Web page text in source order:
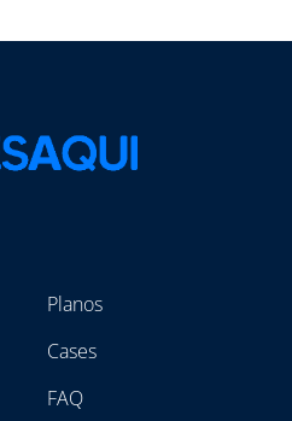
Planos
Cases
FAQ